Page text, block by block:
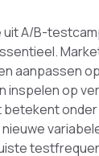
uit A/B-
aanpassen
inspelen op